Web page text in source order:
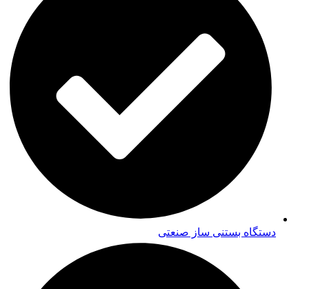
دستگاه بستنی ساز صنعتی